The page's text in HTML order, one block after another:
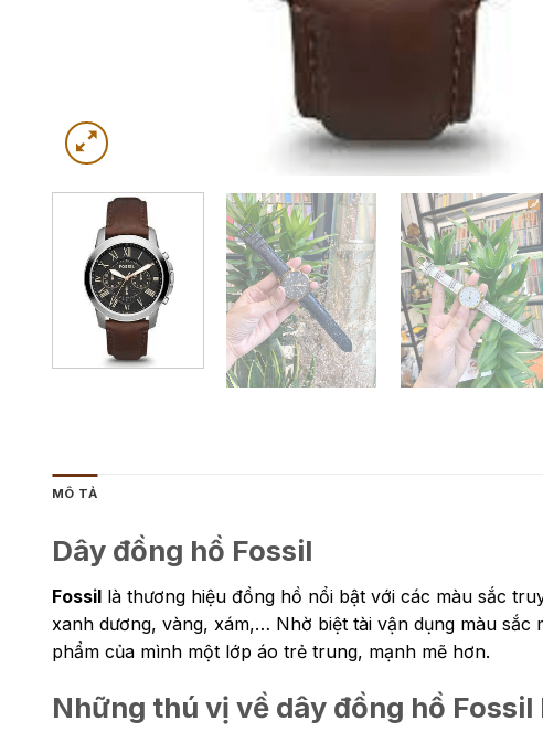
MÔ TẢ
Dây đồng hồ Fossil
Fossil là thương hiệu đồng hồ nổi bật với các màu sắc
xanh dương, vàng, xám,… Nhờ biệt tài vận dụng màu
phẩm của mình một lớp áo trẻ trung, mạnh mẽ hơn.
Những thú vị về dây đồng hồ Fossil